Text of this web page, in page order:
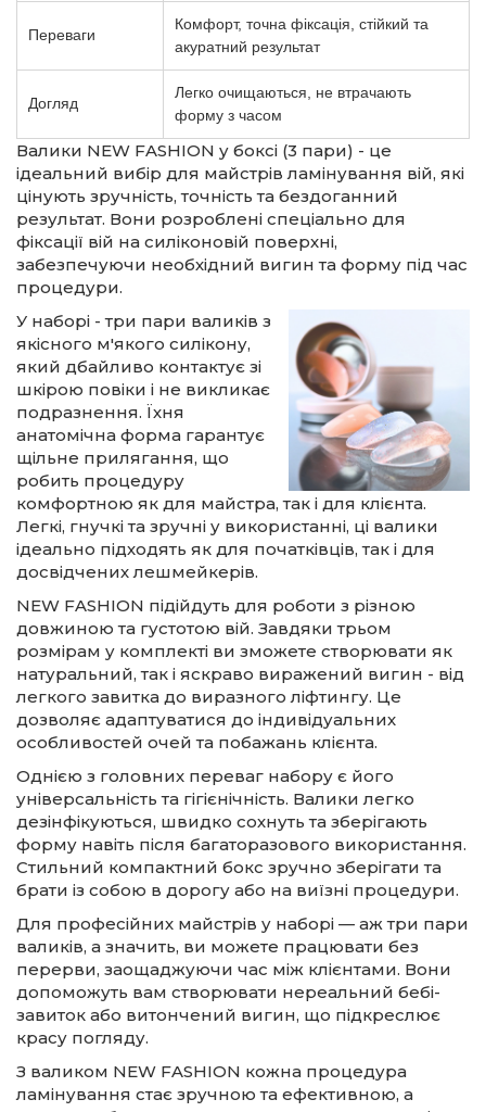
Переваги
Комфорт, точна фіксація, стійкий та
акуратний результат
Догляд
Легко очищаються, не втрачають
форму з часом
Валики NEW FASHION у боксі (3 пари) - це
ідеальний вибір для майстрів ламінування вій, які
цінують зручність, точність та бездоганний
результат. Вони розроблені спеціально для
фіксації вій на силіконовій поверхні,
забезпечуючи необхідний вигин та форму під час
процедури.
У наборі - три пари валиків з
якісного м'якого силікону,
який дбайливо контактує зі
шкірою повіки і не викликає
подразнення. Їхня
анатомічна форма гарантує
щільне прилягання, що
робить процедуру
комфортною як для майстра, так і для клієнта.
Легкі, гнучкі та зручні у використанні, ці валики
ідеально підходять як для початківців, так і для
досвідчених лешмейкерів.
NEW FASHION підійдуть для роботи з різною
довжиною та густотою вій. Завдяки трьом
розмірам у комплекті ви зможете створювати як
натуральний, так і яскраво виражений вигин - від
легкого завитка до виразного ліфтингу. Це
дозволяє адаптуватися до індивідуальних
особливостей очей та побажань клієнта.
Однією з головних переваг набору є його
універсальність та гігієнічність. Валики легко
дезінфікуються, швидко сохнуть та зберігають
форму навіть після багаторазового використання.
Стильний компактний бокс зручно зберігати та
брати із собою в дорогу або на виїзні процедури.
Для професійних майстрів у наборі — аж три пари
валиків, а значить, ви можете працювати без
перерви, заощаджуючи час між клієнтами. Вони
допоможуть вам створювати нереальний бебі-
завиток або витончений вигин, що підкреслює
красу погляду.
З валиком NEW FASHION кожна процедура
ламінування стає зручною та ефективною, а